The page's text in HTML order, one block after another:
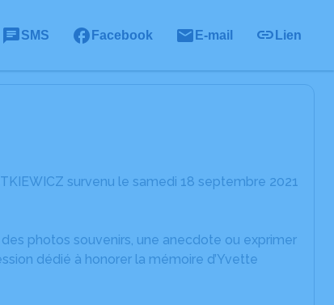
SMS Facebook E-mail Lien
survenu le samedi 18 septembre 2021
photos souvenirs, une anecdote ou exprimer
dédié à honorer la mémoire d’Yvette